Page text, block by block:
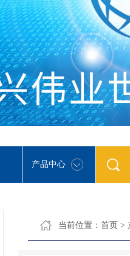
产品中心
当前位置： 首页 >